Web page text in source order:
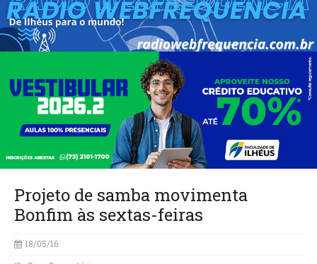
Projeto de samba movimenta
Bonfim às sextas-feiras
18/05/16